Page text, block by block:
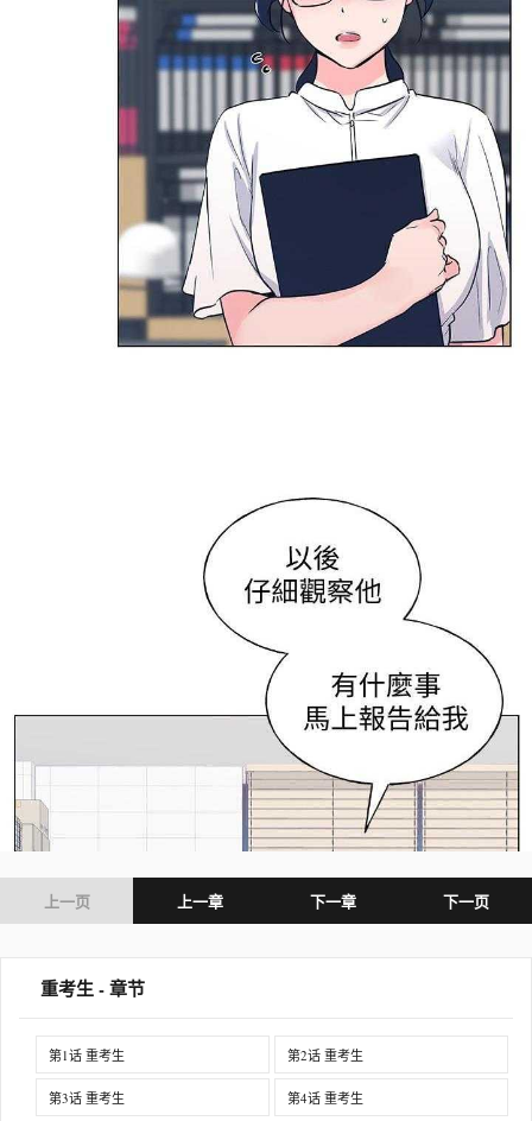
上一页 上一章 下一章 下一页
重考生 - 章节
第1话 重考生 第2话 重考生
第3话 重考生 第4话 重考生